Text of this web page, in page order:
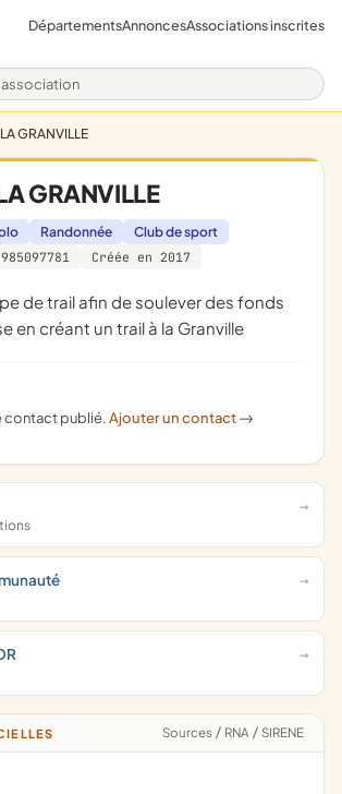
association
DépartementsAnnoncesAssociations inscrites
GRANVILLE
GRANVILLE
Randonnée
Club de sport
985097781 Créée en 2017
en créant un trail à la Granville
contact publié.Ajouter un contact ->
Sources / RNA / SIRENE